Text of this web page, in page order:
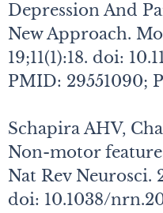
Depression And
New Approach.
19;11(1):18. doi:
PMID: 29551090;
Schapira AHV,
Non-motor
Nat Rev Neurosci.
doi: 10.1038/